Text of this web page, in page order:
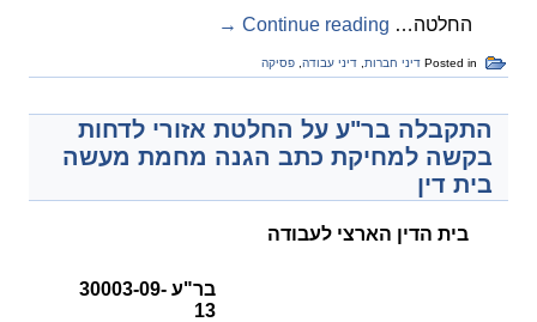
החלטה… Continue reading
→
Posted in דיני חברות ,דיני עבודה ,פסיקה
התקבלה בר"ע על החלטת אזורי לדחות
בקשה למחיקת כתב הגנה מחמת מעשה
בית דין
בית הדין הארצי לעבודה
בר"ע 30003-09-
13